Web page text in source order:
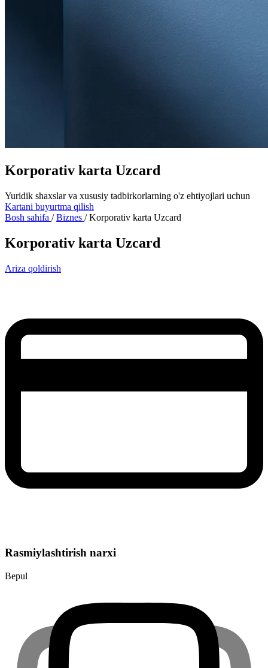
Korporativ karta Uzcard
Yuridik shaxslar va xususiy tadbirkorlarning o'z ehtiyojlari uchun
Kartani buyurtma qilish
Bosh sahifa / Biznes /Korporativ karta Uzcard
Korporativ karta Uzcard
Ariza qoldirish
Rasmiylashtirish narxi
Bepul